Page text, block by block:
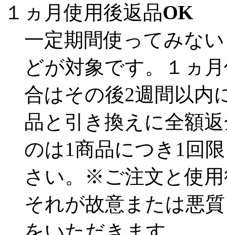
１ヵ月使用後返品OK
一定期間使ってみな
どが対象です。１ヵ
合はその後2週間以内
品と引き換えに全額
のは1商品につき1回
さい。※ご注文と使
それが故意または悪